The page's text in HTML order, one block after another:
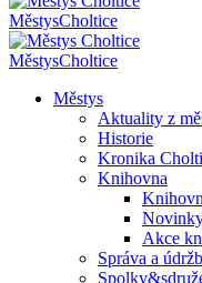
MěstysCholtice
MěstysCholtice
Městys
Aktuality z
Historie
Kronika
Knihovna
Akce
Správa a